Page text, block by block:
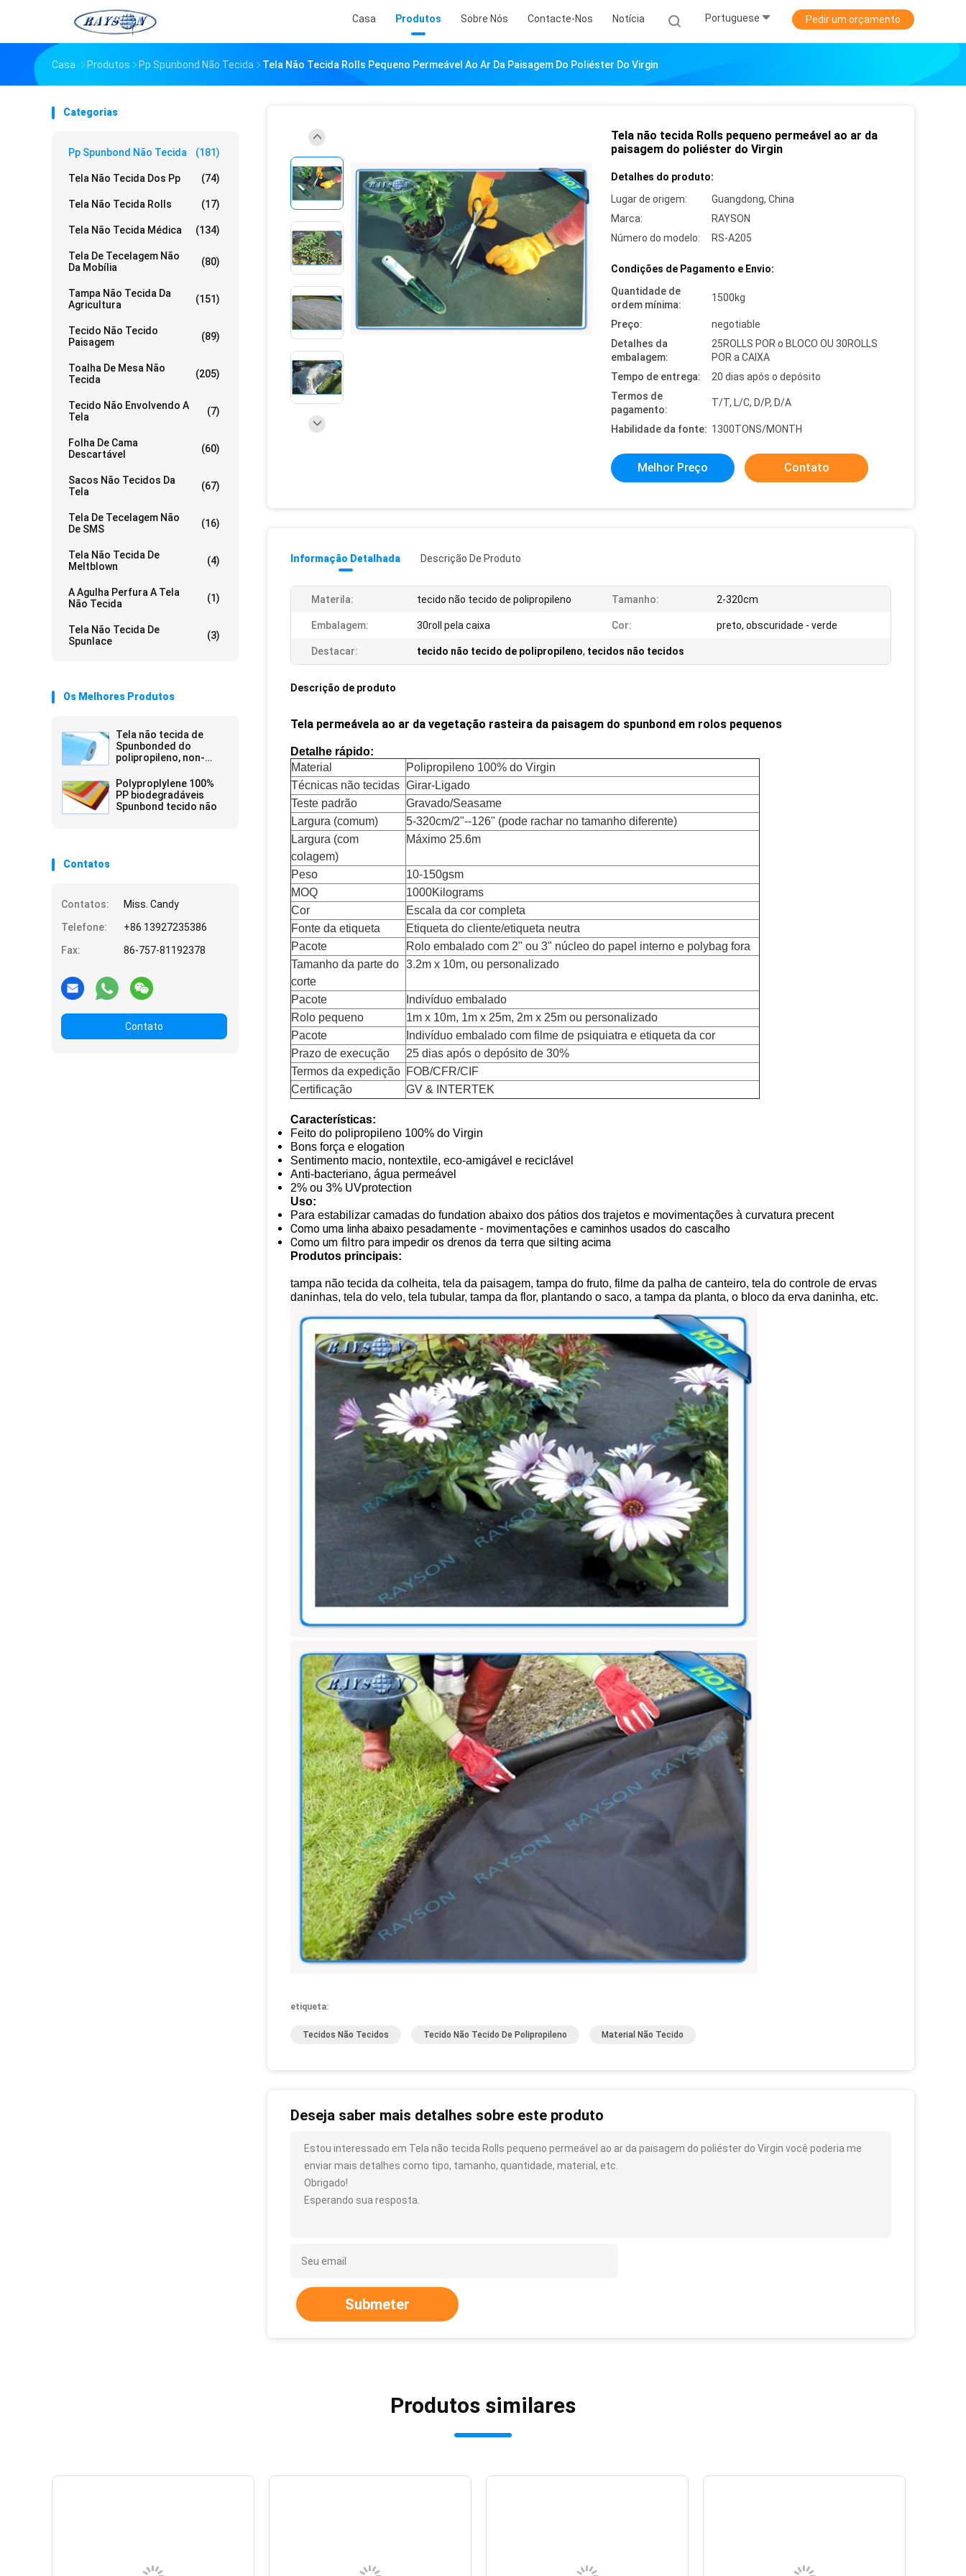
Casa Produtos Sobre Nós Contacte-Nos Notícia Portuguese Pedir um orçamento
Casa Produtos Pp Spunbond Não Tecida Tela Não Tecida Rolls Pequeno Permeável Ao Ar Da Paisagem Do Poliéster Do Virgin
Categorias
Pp Spunbond Não Tecida (181)
Tela Não Tecida Dos Pp (74)
Tela Não Tecida Rolls (17)
Tela Não Tecida Médica (134)
Tela De Tecelagem Não
Da Mobília
(80)
Tampa Não Tecida Da
Agricultura
(151)
Tecido Não Tecido
Paisagem
(89)
Toalha De Mesa Não
Tecida
(205)
Tecido Não Envolvendo A
Tela
(7)
Folha De Cama
Descartável
(60)
Sacos Não Tecidos Da
Tela
(67)
Tela De Tecelagem Não
De SMS
(16)
Tela Não Tecida De
Meltblown
(4)
A Agulha Perfura A Tela
Não Tecida
(1)
Tela Não Tecida De
Spunlace
(3)
Os Melhores Produtos
Tela não tecida de
Spunbonded do
polipropileno, non-
Nonwoven Spunbond
de Tnt
Polyproplylene 100%
PP biodegradáveis
Spunbond tecido não
Contatos
Contatos:
Miss. Candy
Telefone:
+86 13927235386
Fax:
86-757-81192378
Contato
Tela não tecida Rolls pequeno permeável ao ar da
paisagem do poliéster do Virgin
Detalhes do produto:
Lugar de origem:
Guangdong, China
Marca:
RAYSON
Número do modelo:
RS-A205
Condições de Pagamento e Envio:
Quantidade de
ordem mínima:
1500kg
Preço:
negotiable
Detalhes da
embalagem:
25ROLLS POR o BLOCO OU 30ROLLS
POR a CAIXA
Tempo de entrega:
20 dias após o depósito
Termos de
pagamento:
T/T, L/C, D/P, D/A
Habilidade da fonte: 1300TONS/MONTH
Melhor Preço Contato
Informação Detalhada Descrição De Produto
Materila: tecido não tecido de polipropileno Tamanho: 2-320cm
Embalagem: 30roll pela caixa Cor: preto, obscuridade - verde
Destacar: tecido não tecido de polipropileno, tecidos não tecidos
Descrição de produto
Tela permeávela ao ar da vegetação rasteira da paisagem do spunbond em rolos pequenos
Detalhe rápido:
Material
Polipropileno 100% do Virgin
Técnicas não tecidas Girar-Ligado
Teste padrão
Gravado/Seasame
Largura (comum)
5-320cm/2"--126" (pode rachar no tamanho diferente)
Largura (com
colagem)
Máximo 25.6m
Peso
10-150gsm
MOQ
1000Kilograms
Cor
Escala da cor completa
Fonte da etiqueta
Etiqueta do cliente/etiqueta neutra
Pacote
Rolo embalado com 2" ou 3" núcleo do papel interno e polybag fora
Tamanho da parte do
corte
3.2m x 10m, ou personalizado
Pacote
Indivíduo embalado
Rolo pequeno
1m x 10m, 1m x 25m, 2m x 25m ou personalizado
Pacote
Indivíduo embalado com filme de psiquiatra e etiqueta da cor
Prazo de execução
25 dias após o depósito de 30%
Termos da expedição FOB/CFR/CIF
Certificação
GV & INTERTEK
Características:
Feito do polipropileno 100% do Virgin
Bons força e elogation
Sentimento macio, nontextile, eco-amigável e reciclável
Anti-bacteriano, água permeável
2% ou 3% UVprotection
Uso:
Para estabilizar camadas do fundation abaixo dos pátios dos trajetos e movimentações à curvatura precent
Como uma linha abaixo pesadamente - movimentações e caminhos usados do cascalho
Como um filtro para impedir os drenos da terra que silting acima
Produtos principais:
tampa não tecida da colheita, tela da paisagem, tampa do fruto, filme da palha de canteiro, tela do controle de ervas
daninhas, tela do velo, tela tubular, tampa da flor, plantando o saco, a tampa da planta, o bloco da erva daninha, etc.
etiqueta:
Tecidos Não Tecidos Tecido Não Tecido De Polipropileno Material Não Tecido
Deseja saber mais detalhes sobre este produto
Estou interessado em Tela não tecida Rolls pequeno permeável ao ar da paisagem do poliéster do Virgin você poderia me
enviar mais detalhes como tipo, tamanho, quantidade, material, etc.
Obrigado!
Esperando sua resposta.
Submeter
Produtos similares